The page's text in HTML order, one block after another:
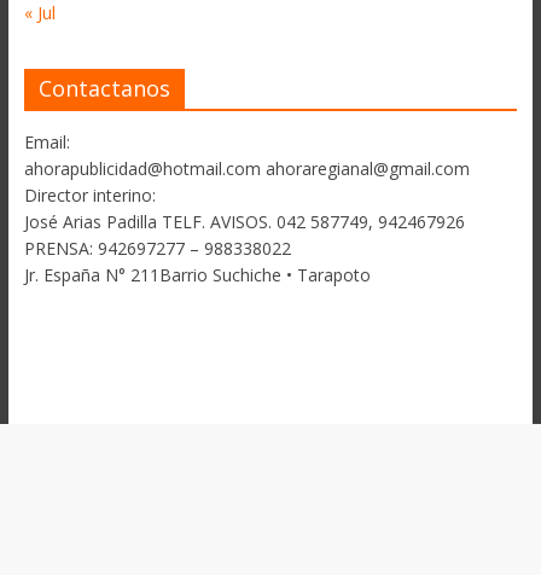
« Jul
Contactanos
Email:
ahorapublicidad@hotmail.com ahoraregianal@gmail.com
Director interino:
José Arias Padilla TELF. AVISOS. 042 587749, 942467926
PRENSA: 942697277 – 988338022
Jr. España N° 211Barrio Suchiche • Tarapoto